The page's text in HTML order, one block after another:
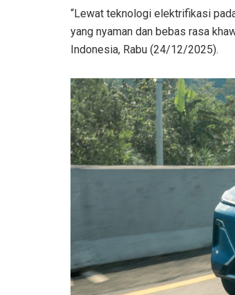
“Lewat teknologi elektrifikasi
yang nyaman dan bebas rasa
Indonesia, Rabu (24/12/2025).